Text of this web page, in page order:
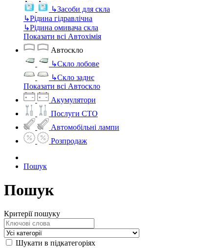
↳Засоби для скла
↳Рідина гідравлічна
↳Рідина омивача скла
Показати всі Автохімія
Автоскло
↳Скло лобове
↳Скло заднє
Показати всі Автоскло
Акумулятори
Послуги СТО
Автомобільні лампи
Розпродаж
Пошук
Пошук
Критерії пошуку
Шукати в підкатегоріях